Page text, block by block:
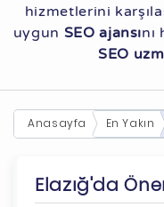
hizmetlerini
uygun SEO ajansını
SEO
Anasayfa En Yakın
Elazığ'da